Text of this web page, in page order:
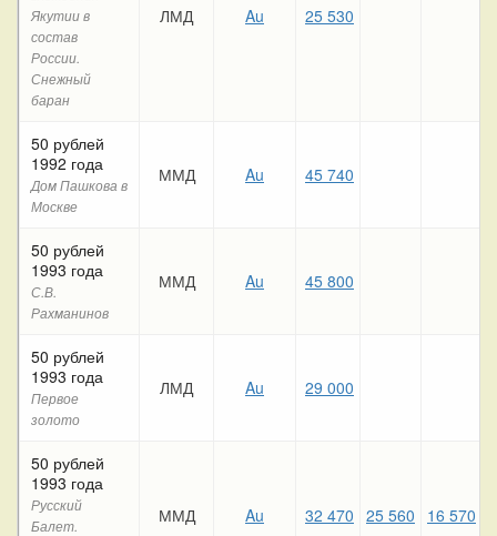
Якутии в
состав
России.
Снежный
баран
ЛМД Au 25 530
50 рублей
1992 года
Дом Пашкова в
Москве
ММД Au 45 740
50 рублей
1993 года
С.В.
Рахманинов
ММД Au 45 800
50 рублей
1993 года
Первое
золото
ЛМД Au 29 000
50 рублей
1993 года
Русский
Балет.
ММД Au 32 470 25 560 16 570